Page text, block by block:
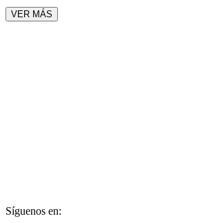
VER MÁS
Síguenos en: